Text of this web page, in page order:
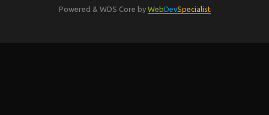
Powered & WDS Core by WebDevSpecialist